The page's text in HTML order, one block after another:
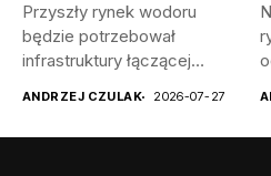
Przyszły rynek wodoru
będzie potrzebował
infrastruktury łączącej
ANDRZEJ CZULAK 2026-07-27